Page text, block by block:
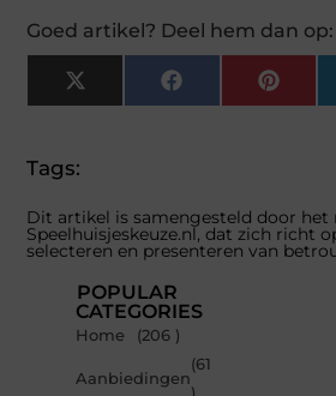
Goed artikel? Deel hem dan op:
X
(Twitter)
Facebook
Tags:
Dit artikel is samengesteld door het
Speelhuisjeskeuze.nl, dat zich richt
selecteren en presenteren van
POPULAR
CATEGORIES
Home (206 )
Aanbiedingen
(61